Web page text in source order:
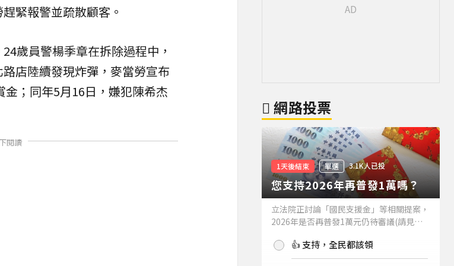
緊報警並疏散顧客。
歲員警楊季章在拆除過程中，
店陸續發現炸彈，麥當勞宣布
；同年5月16日，嫌犯陳希杰
閱讀
網路投票
1天後結束 單選 3.1K人已投
您支持2026年再普發1萬嗎？
立法院正討論「國民支援金」等相關提案，
2026年是否再普發1萬元仍待審議(請見下
持嗎？👍 支持，全民都該領